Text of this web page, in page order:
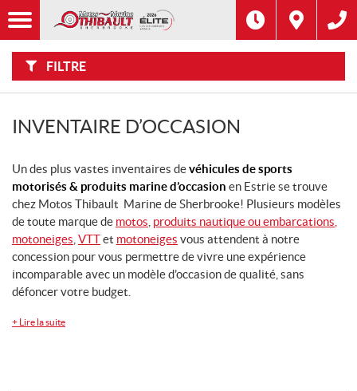
FILTRE
F
I
L
T
Options
Filtre
Catégorie
Prix
Modèle
CHERCHER
Inventaire
CHERCHER
INVENTAIRE D’OCCASION
Un des plus vastes inventaires devéhicules de sports
motorisés & produits marine d’occasion en Estrie se trouve
chez Motos Thibault Marine de Sherbrooke! Plusieurs modèles
de toute marque de motos produits nautique ou embarcations
motoneiges VTTet motoneiges vous attendent à notre
concession pour vous permettre de vivre une expérience
incomparable avec un modèle d’occasion de qualité, sans
défoncer votre budget.
+ Lire la suite